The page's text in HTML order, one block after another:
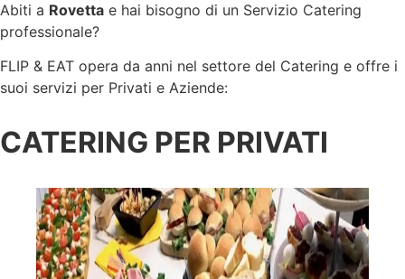
Abiti a Rovetta e hai bisogno di un Servizio Catering
professionale?
FLIP & EAT opera da anni nel settore del Catering e offre i
suoi servizi per Privati e Aziende:
CATERING PER PRIVATI